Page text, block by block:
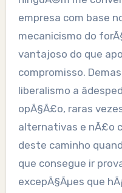
empresa com base
mecanicismo do
vantajoso do que
compromisso.
liberalismo a
opÃ§Ã£o, raras
alternativas e nÃ£o
deste caminho
que consegue ir
excepÃ§Ãµes que